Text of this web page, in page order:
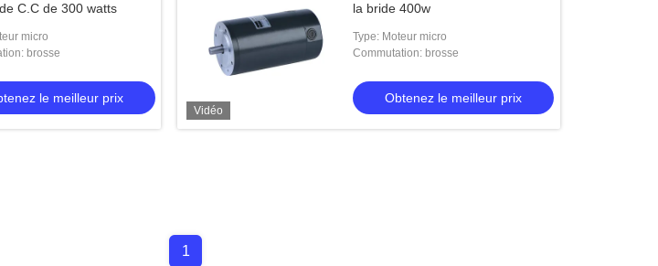
C.C de 300 watts
micro
brosse
le meilleur prix
Vidéo
la bride 400w
Type: Moteur micro
Commutation: brosse
Obtenez le meilleur prix
1